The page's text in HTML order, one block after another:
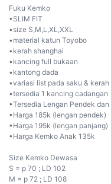
Fuku Kemko
•SLIM FIT
•size S,M,L,XL,XXL
•material katun Toyobo
•kerah shanghai
•kancing full bukaan
•kantong dada
•variasi list pada saku & kerah
•tersedia 1 kancing cadangan
•Tersedia Lengan Pendek
•Harga 185k (lengan pendek)
•Harga 195k (lengan panjang)
•Harga Kemko Anak 135k
Size Kemko Dewasa
S = p 70 ; LD 102
M = p 72 ; LD 108